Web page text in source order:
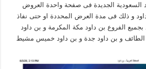
الجديدة فى صفحة واحدة العروض
و ذلك فى مدة العرض المحددة او حتى نفاذ
الفروع بن داود مكة المكرمة و بن داود
الطائف و بن داود جدة و بن داود خميس مشيط